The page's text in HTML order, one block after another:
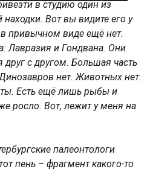
в студию один из
Вот вы видите его у
привычном виде ещё нет.
Лавразия и Гондвана. Они
друг с другом. Большая часть
нет. Животных нет.
Есть ещё лишь рыбы и
росло. Вот, лежит у меня на
палеонтологи
пень – фрагмент какого-то